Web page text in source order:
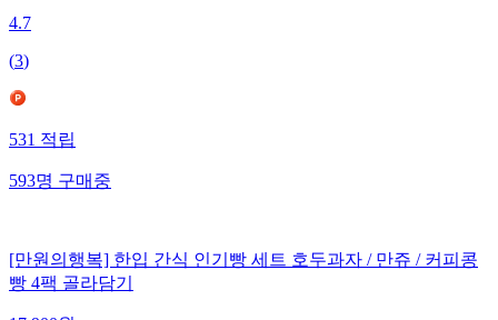
4.7
(3)
531적립
593명구매중
[만원의행복] 한입 간식 인기빵 세트 호두과자 / 만쥬 / 커피콩
빵 4팩 골라담기